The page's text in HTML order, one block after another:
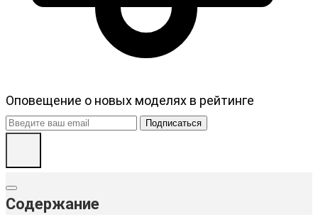
Оповещение о новых моделях в рейтинге
Подписаться
Содержание